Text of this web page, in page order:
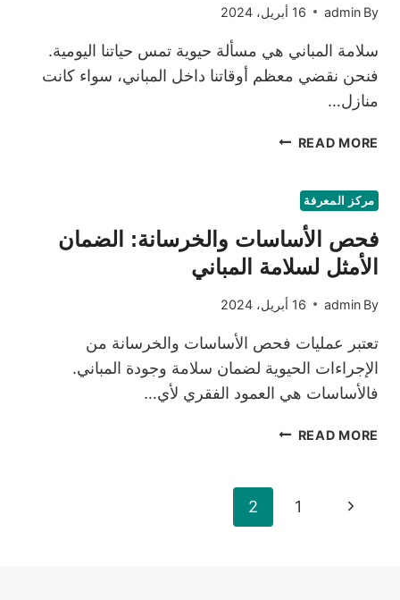
By
admin 16 أبريل، 2024
سلامة المباني هي مسألة حيوية تمس حياتنا اليومية.
فنحن نقضي معظم أوقاتنا داخل المباني، سواء كانت
منازل…
READ MORE سلامة
مساكننا
مركز المعرفة
فحص الأساسات والخرسانة: الضمان
الأمثل لسلامة المباني
By
admin 16 أبريل، 2024
تعتبر عمليات فحص الأساسات والخرسانة من
الإجراءات الحيوية لضمان سلامة وجودة المباني.
فالأساسات هي العمود الفقري لأي…
READ MORE فحص
الضمان
الأمثل
Page
Previous
1
2